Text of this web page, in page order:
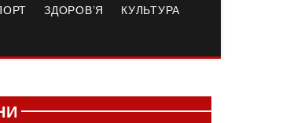
ЗДОРОВ’Я КУЛЬТУРА